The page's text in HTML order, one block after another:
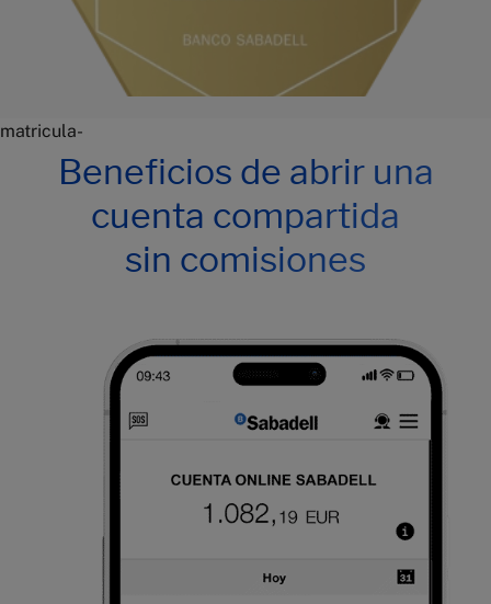
matricula-
Beneficios de abrir una
cuenta compartida
sin comisiones